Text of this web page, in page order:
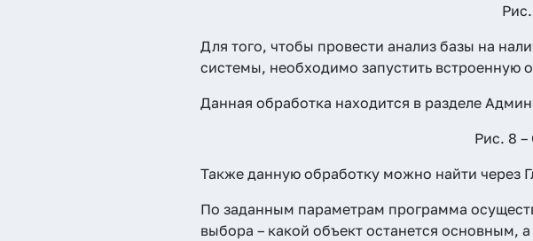
Для того, чтобы провести анализ базы на
системы, необходимо запустить встроенную
Данная обработка находится в разделе
Рис. 8
Также данную обработку можно найти через
По заданным параметрам программа
выбора – какой объект останется основным,